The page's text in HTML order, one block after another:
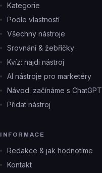
Kategorie
Podle vlastností
Všechny nástroje
Srovnání & žebříčky
Kvíz: najdi nástroj
AI nástroje pro marketéry
Návod: začínáme s ChatGPT
Přidat nástroj
INFORMACE
Redakce & jak hodnotíme
Kontakt